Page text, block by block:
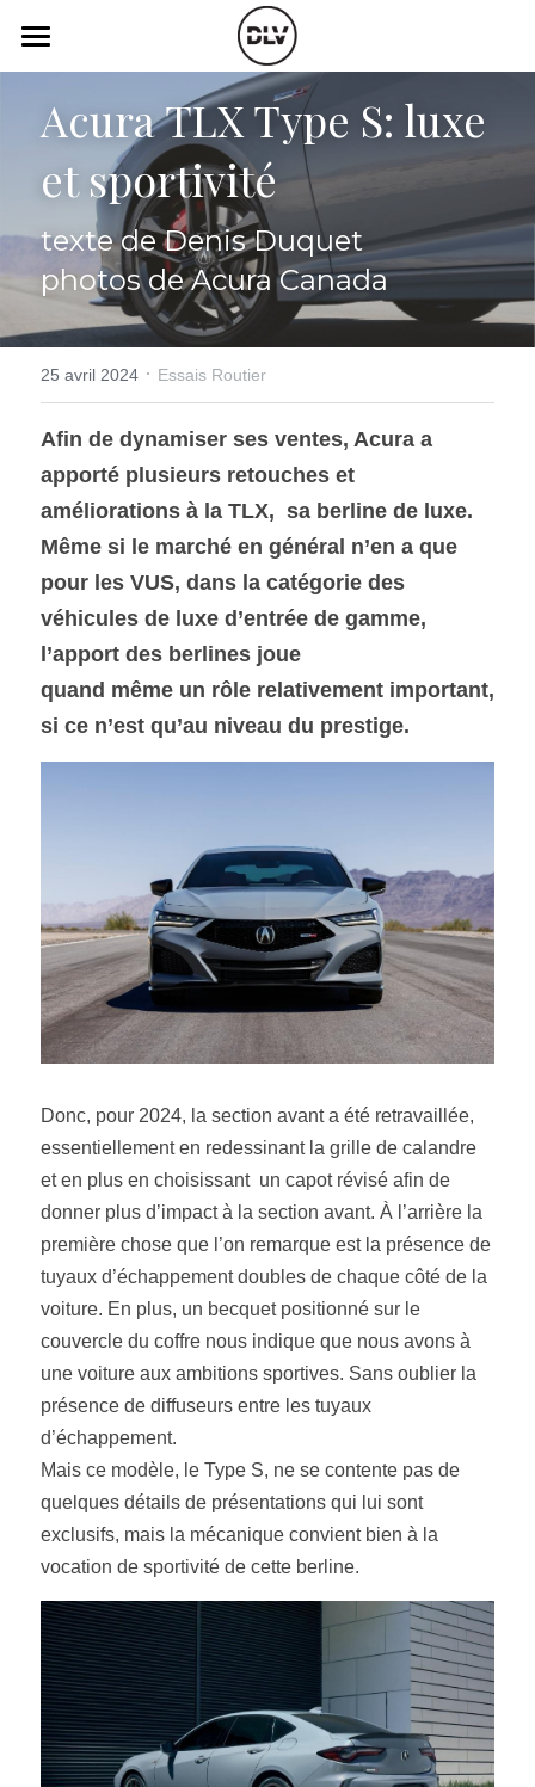
Actualité Auto
Électrique
Histoire de chars
Art Automobile
Opinion
Vidéo
Podcast
Radio FM
Télé RDS
Rechercher
SOUMISSION RAPIDE
ASSURANCE
Acura TLX Type S: luxe
et sportivité
texte de Denis Duquet
photos de Acura Canada
25 avril 2024 · Essais Routier
Afin de dynamiser ses ventes, Acura a
apporté plusieurs retouches et
améliorations à la TLX,  sa berline de luxe.
Même si le marché en général n’en a que
pour les VUS, dans la catégorie des
véhicules de luxe d’entrée de gamme,
l’apport des berlines joue
quand même un rôle relativement important,
si ce n’est qu’au niveau du prestige.
Donc, pour 2024, la section avant a été retravaillée,
essentiellement en redessinant la grille de calandre
et en plus en choisissant  un capot révisé afin de
donner plus d’impact à la section avant. À l’arrière la
première chose que l’on remarque est la présence de
tuyaux d’échappement doubles de chaque côté de la
voiture. En plus, un becquet positionné sur le
couvercle du coffre nous indique que nous avons à
une voiture aux ambitions sportives. Sans oublier la
présence de diffuseurs entre les tuyaux
d’échappement.
Mais ce modèle, le Type S, ne se contente pas de
quelques détails de présentations qui lui sont
exclusifs, mais la mécanique convient bien à la
vocation de sportivité de cette berline.
LES CATÉGORIES DE LA BOUTIQUE
Toutes les catégories